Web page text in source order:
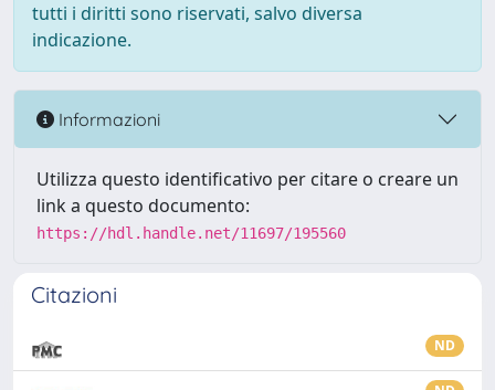
tutti i diritti sono riservati, salvo diversa
indicazione.
Informazioni
Utilizza questo identificativo per citare o creare un
link a questo documento:
https://hdl.handle.net/11697/195560
Citazioni
ND